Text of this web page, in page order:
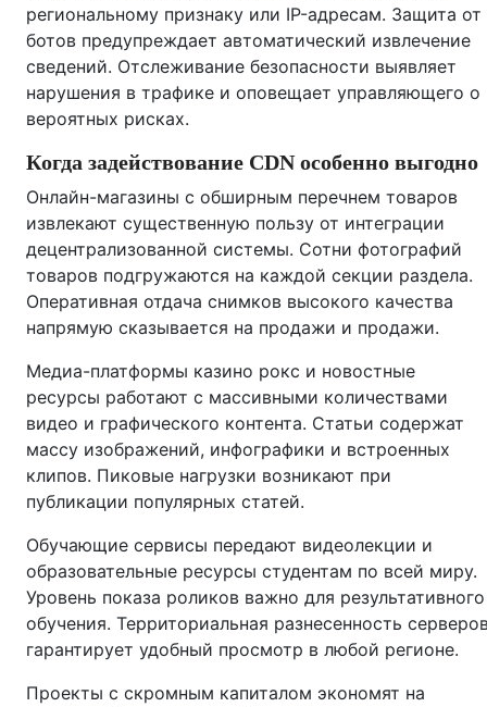
региональному признаку или IP-адресам. Защита от
ботов предупреждает автоматический извлечение
сведений. Отслеживание безопасности выявляет
нарушения в трафике и оповещает управляющего о
вероятных рисках.
Когда задействование CDN особенно выгодно
Онлайн-магазины с обширным перечнем товаров
извлекают существенную пользу от интеграции
децентрализованной системы. Сотни фотографий
товаров подгружаются на каждой секции раздела.
Оперативная отдача снимков высокого качества
напрямую сказывается на продажи и продажи.
Медиа-платформы казино рокс и новостные
ресурсы работают с массивными количествами
видео и графического контента. Статьи содержат
массу изображений, инфографики и встроенных
клипов. Пиковые нагрузки возникают при
публикации популярных статей.
Обучающие сервисы передают видеолекции и
образовательные ресурсы студентам по всей миру.
Уровень показа роликов важно для результативного
обучения. Территориальная разнесенность
гарантирует удобный просмотр в любой регионе.
Проекты с скромным капиталом экономят на